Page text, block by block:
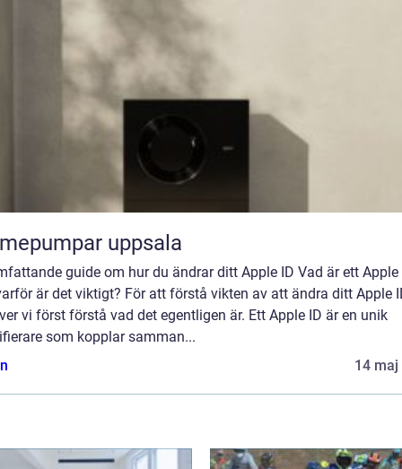
uppsala
guide om hur du ändrar ditt Apple ID Vad är ett Apple
är det viktigt? För att förstå vikten av att ändra ditt Apple
vi först förstå vad det egentligen är. Ett Apple ID är en unik
som kopplar samman...
14 maj